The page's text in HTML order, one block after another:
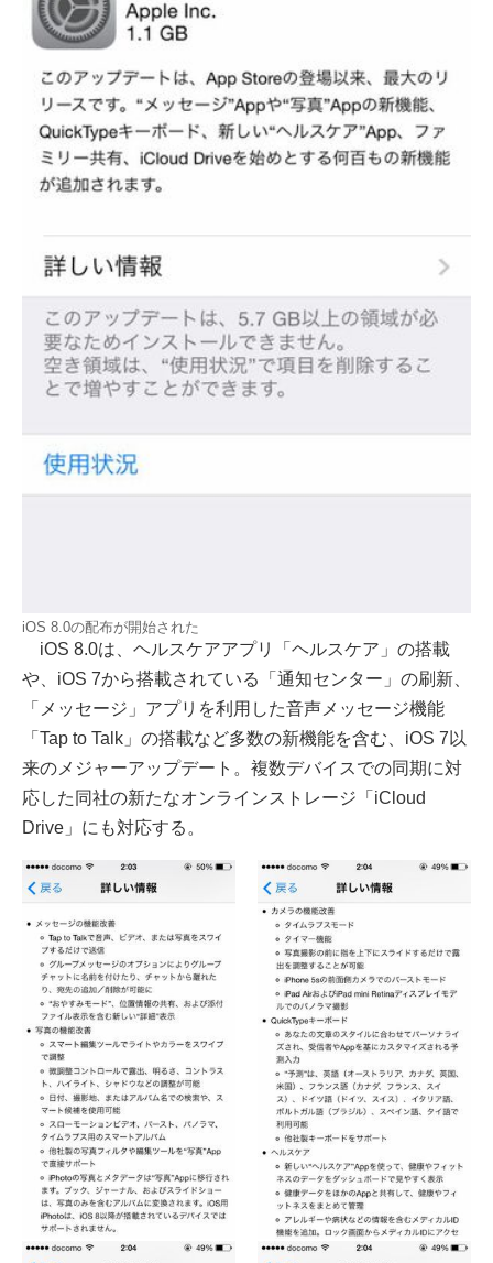
iOS 8.0の配布が開始された
iOS 8.0は、ヘルスケアアプリ「ヘルスケア」の搭載
や、iOS 7から搭載されている「通知センター」の刷新、
「メッセージ」アプリを利用した音声メッセージ機能
「Tap to Talk」の搭載など多数の新機能を含む、iOS 7以
来のメジャーアップデート。複数デバイスでの同期に対
応した同社の新たなオンラインストレージ「iCloud
Drive」にも対応する。